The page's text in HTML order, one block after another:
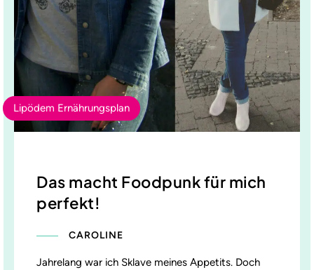
Lipödem Ernährungsplan
Das macht Foodpunk für mich
perfekt!
CAROLINE
Jahrelang war ich Sklave meines Appetits. Doch